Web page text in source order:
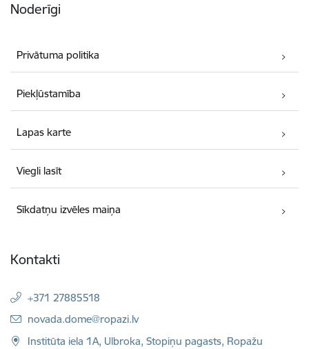
Noderīgi
Privātuma politika
Piekļūstamība
Lapas karte
Viegli lasīt
Sīkdatņu izvēles maiņa
Kontakti
+371 27885518
E-pasts:
novada.dome@ropazi.lv
Institūta iela 1A, Ulbroka, Stopiņu pagasts, Ropažu